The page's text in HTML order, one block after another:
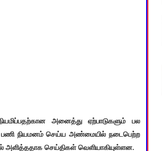
அனைத்து ஏற்பாடுகளும் பல
பணி நியமனம் செய்ய அண்மையில் நடைபெற்ற
அளித்ததாக செய்திகள் வெளியாகியுள்ளன.